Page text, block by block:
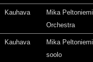
Kauhava
Mika Peltoniemi
Orchestra
Kauhava
Mika Peltoniemi
soolo